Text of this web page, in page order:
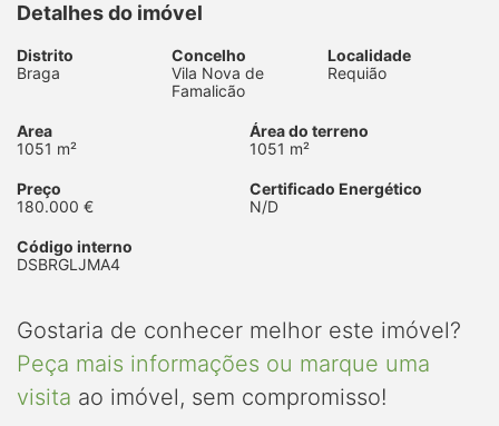
Detalhes do imóvel
Distrito
Braga
Concelho
Vila Nova de
Famalicão
Localidade
Requião
Area
1051 m²
Área do terreno
1051 m²
Preço
180.000 €
Certificado Energético
N/D
Código interno
DSBRGLJMA4
Gostaria de conhecer melhor este imóvel?
Peça mais informações ou marque uma
visita ao imóvel, sem compromisso!